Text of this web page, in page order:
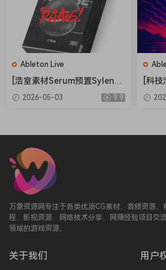
•Templates / Sequences (where
•Guides (EN where included)
🏠 HomePage
Ableton Live
[浩室素材Serum预置Sylenth
1预置FL模板Ableton模板] O
five Bang House [WAV, MiDi]
2026-05-03 9.9
[科
模板
nds
万象资源网专注于各类优质CG素材、音频资源
程、影视资源、网络技术分享、网赚经验项目交
领域的游戏资源。
关于我们 用户